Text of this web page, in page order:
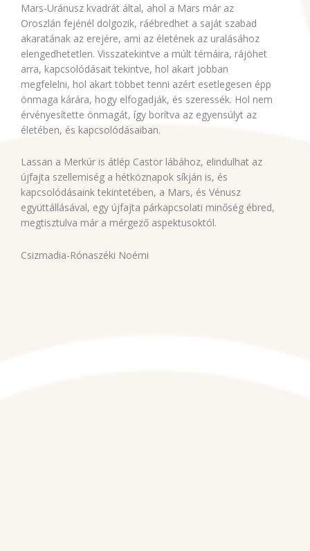
Mars-Uránusz kvadrát által, ahol a Mars már az
Oroszlán fejénél dolgozik, ráébredhet a saját szabad
akaratának az erejére, ami az életének az uralásához
elengedhetetlen. Visszatekintve a múlt témáira, rájöhet
arra, kapcsolódásait tekintve, hol akart jobban
megfelelni, hol akart többet tenni azért esetlegesen épp
önmaga kárára, hogy elfogadják, és szeressék. Hol nem
érvényesítette önmagát, így borítva az egyensúlyt az
életében, és kapcsolódásaiban.
Lassan a Merkúr is átlép Castor lábához, elindulhat az
újfajta szellemiség a hétköznapok síkján is, és
kapcsolódásaink tekintetében, a Mars, és Vénusz
együttállásával, egy újfajta párkapcsolati minőség ébred,
megtisztulva már a mérgező aspektusoktól.
Csizmadia-Rónaszéki Noémi